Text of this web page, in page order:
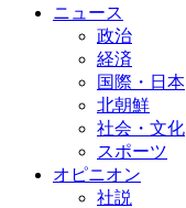
ニュース
政治
経済
国際・日本
北朝鮮
社会・文化
スポーツ
オピニオン
社説